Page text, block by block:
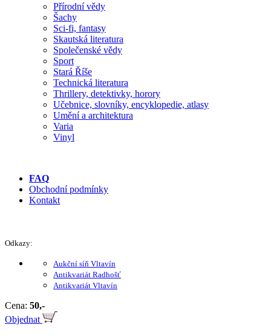
Přírodní vědy
Šachy
Sci-fi, fantasy
Skautská literatura
Společenské vědy
Sport
Stará Říše
Technická literatura
Thrillery, detektivky, horory
Učebnice, slovníky, encyklopedie, atlasy
Umění a architektura
Varia
Vinyl
FAQ
Obchodní podmínky
Kontakt
Odkazy:
Aukční síň Vltavín
Antikvariát Radhošť
Antikvariát Vltavín
Cena: 50,-
Objednat